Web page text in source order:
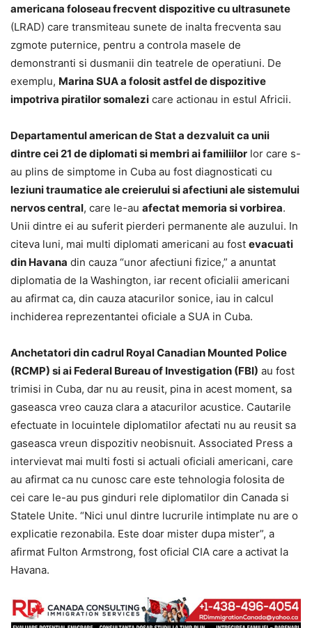
americana foloseau frecvent dispozitive cu ultrasunete
(LRAD) care transmiteau sunete de inalta frecventa sau
zgmote puternice, pentru a controla masele de
demonstranti si dusmanii din teatrele de operatiuni. De
exemplu, Marina SUA a folosit astfel de dispozitive
impotriva piratilor somalezi care actionau in estul Africii.
Departamentul american de Stat a dezvaluit ca unii
dintre cei 21 de diplomati si membri ai familiilor lor care s-
au plins de simptome in Cuba au fost diagnosticati cu
leziuni traumatice ale creierului si afectiuni ale sistemului
nervos central, care le-au afectat memoria si vorbirea.
Unii dintre ei au suferit pierderi permanente ale auzului. In
citeva luni, mai multi diplomati americani au fost evacuati
din Havana din cauza “unor afectiuni fizice,” a anuntat
diplomatia de la Washington, iar recent oficialii americani
au afirmat ca, din cauza atacurilor sonice, iau in calcul
inchiderea reprezentantei oficiale a SUA in Cuba.
Anchetatori din cadrul Royal Canadian Mounted Police
(RCMP) si ai Federal Bureau of Investigation (FBI) au fost
trimisi in Cuba, dar nu au reusit, pina in acest moment, sa
gaseasca vreo cauza clara a atacurilor acustice. Cautarile
efectuate in locuintele diplomatilor afectati nu au reusit sa
gaseasca vreun dispozitiv neobisnuit. Associated Press a
intervievat mai multi fosti si actuali oficiali americani, care
au afirmat ca nu cunosc care este tehnologia folosita de
cei care le-au pus ginduri rele diplomatilor din Canada si
Statele Unite. “Nici unul dintre lucrurile intimplate nu are o
explicatie rezonabila. Este doar mister dupa mister”, a
afirmat Fulton Armstrong, fost oficial CIA care a activat la
Havana.